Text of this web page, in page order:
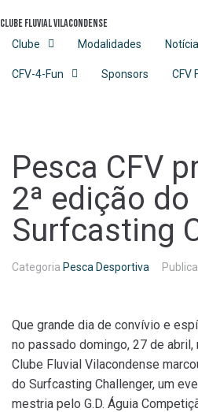
to
content
Clube Fluvial Vilacondense
Clube Modalidades
CFV-4-Fun Sponsors CFV
Pesca CFV
2ª edição do
Surfcasting
Categoria Pesca Desportiva
Que grande dia de convívio e
no passado domingo, 27 de abril,
Clube Fluvial Vilacondense
do Surfcasting Challenger, um
mestria pelo G.D. Águia